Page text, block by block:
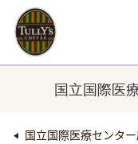
国立国際医
国立国際医療センタ